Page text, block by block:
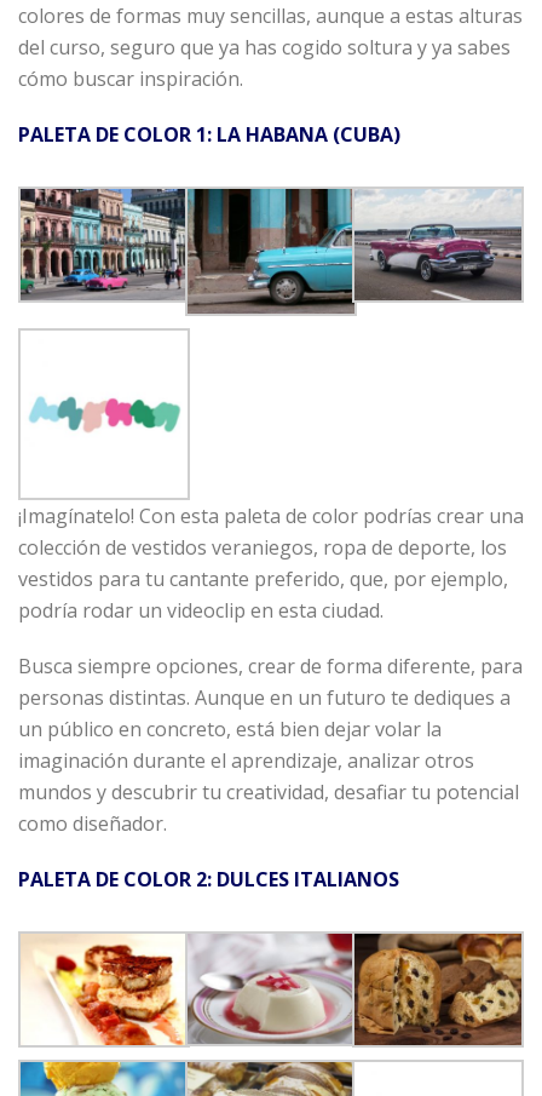
colores de formas muy sencillas, aunque a estas alturas
del curso, seguro que ya has cogido soltura y ya sabes
cómo buscar inspiración.
PALETA DE COLOR 1: LA HABANA (CUBA)
¡Imagínatelo! Con esta paleta de color podrías crear una
colección de vestidos veraniegos, ropa de deporte, los
vestidos para tu cantante preferido, que, por ejemplo,
podría rodar un videoclip en esta ciudad.
Busca siempre opciones, crear de forma diferente, para
personas distintas. Aunque en un futuro te dediques a
un público en concreto, está bien dejar volar la
imaginación durante el aprendizaje, analizar otros
mundos y descubrir tu creatividad, desafiar tu potencial
como diseñador.
PALETA DE COLOR 2: DULCES ITALIANOS